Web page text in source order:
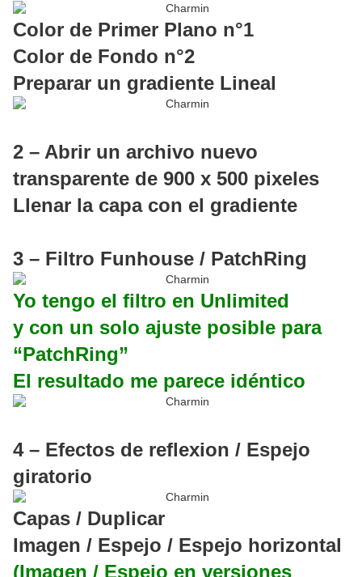
Color de Primer Plano n°1
Color de Fondo n°2
Preparar un gradiente Lineal
2 – Abrir un archivo nuevo
transparente de 900 x 500 pixeles
Llenar la capa con el gradiente
3 – Filtro Funhouse / PatchRing
Yo tengo el filtro en Unlimited
y con un solo ajuste posible para
“PatchRing”
El resultado me parece idéntico
4 – Efectos de reflexion / Espejo
giratorio
Capas / Duplicar
Imagen / Espejo / Espejo horizontal
(Imagen / Espejo en versiones